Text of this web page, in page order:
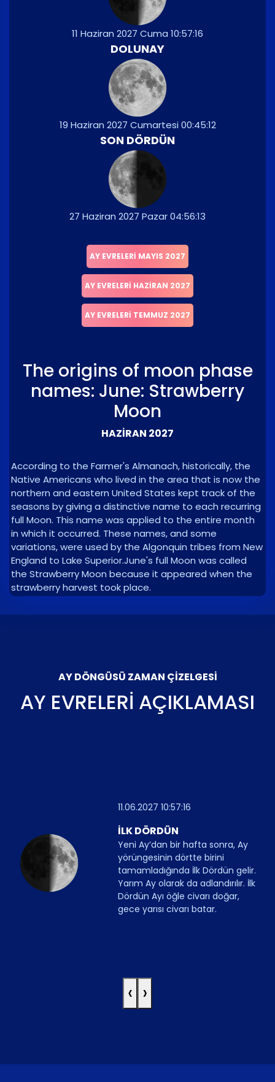
11 Haziran 2027 Cuma 10:57:16
DOLUNAY
19 Haziran 2027 Cumartesi 00:45:12
SON DÖRDÜN
27 Haziran 2027 Pazar 04:56:13
AY EVRELERI MAYIS 2027
AY EVRELERI HAZIRAN 2027
AY EVRELERI TEMMUZ 2027
The origins of moon phase
names: June: Strawberry
Moon
HAZIRAN 2027
According to the Farmer's Almanach, historically, the
Native Americans who lived in the area that is now the
northern and eastern United States kept track of the
seasons by giving a distinctive name to each recurring
full Moon. This name was applied to the entire month
in which it occurred. These names, and some
variations, were used by the Algonquin tribes from New
England to Lake Superior.June's full Moon was called
the Strawberry Moon because it appeared when the
strawberry harvest took place.
AY DÖNGÜSÜ ZAMAN ÇIZELGESI
AY EVRELERI AÇIKLAMASI
11.06.2027 10:57:16
İLK DÖRDÜN
Yeni Ay’dan bir hafta sonra, Ay
yörüngesinin dörtte birini
tamamladığında İlk Dördün gelir.
Yarım Ay olarak da adlandırılır. İlk
Dördün Ayı öğle civarı doğar,
gece yarısı civarı batar.
‹ ›